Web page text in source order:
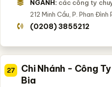
NGÀNH: các công ty
212 Minh Cầu, P. Phan Đình
(0208) 3855212
27
Chi Nhánh - Công
Bia